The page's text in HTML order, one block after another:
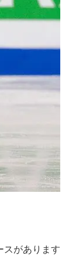
スがあります